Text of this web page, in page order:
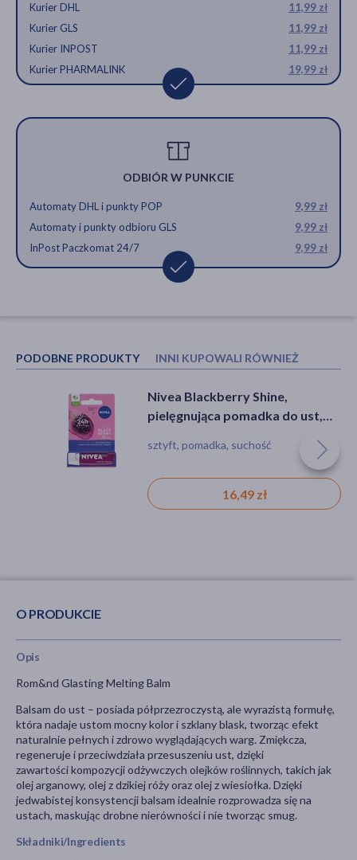
Kurier DHL
11,99 zł
Kurier GLS
11,99 zł
Kurier INPOST
11,99 zł
Kurier PHARMALINK
19,99 zł
ODBIÓR W PUNKCIE
Automaty DHL i punkty POP
9,99 zł
Automaty i punkty odbioru GLS
9,99 zł
InPost Paczkomat 24/7
9,99 zł
PODOBNE PRODUKTY INNI KUPOWALI RÓWNIEŻ
Nivea Blackberry Shine,
pielęgnująca pomadka do ust,
sztyft, pomadka, suchość
16,49 zł
La Roche-Posay Cicaplast
Mains, regenerujący krem do
krem, otarcia, zaczerwienienie,
suchość, rogowacenie, dla alergików
45,99 zł
O PRODUKCIE
Opis
Rom&nd Glasting Melting Balm
Balsam do ust – posiada półprzezroczystą, ale wyrazistą formułę,
która nadaje ustom mocny kolor i szklany blask, tworząc efekt
naturalnie pełnych i zdrowo wyglądających warg. Zmiękcza,
regeneruje i przeciwdziała przesuszeniu ust, dzięki
zawartości kompozycji odżywczych olejków roślinnych, takich jak
olej arganowy, olej z dzikiej róży oraz olej z wiesiołka. Dzięki
jedwabistej konsystencji balsam idealnie rozprowadza się na
ustach, maskując drobne nierówności i nie tworząc smug.
Składniki/Ingredients